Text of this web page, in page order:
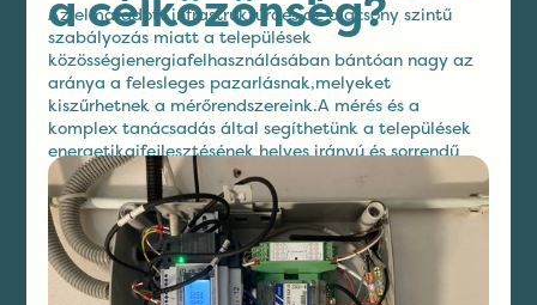
Az elmaradott infrastruktúraés az alacsony szintű
szabályozás miatt a települések
közösségienergiafelhasználásában bántóan nagy az
aránya a felesleges pazarlásnak,melyeket
kiszűrhetnek a mérőrendszereink.A mérés és a
komplex tanácsadás által segíthetünk a települések
energetikaifejlesztésének helyes irányú és sorrendű
megvalósításában, illetvefinanszírozásában.